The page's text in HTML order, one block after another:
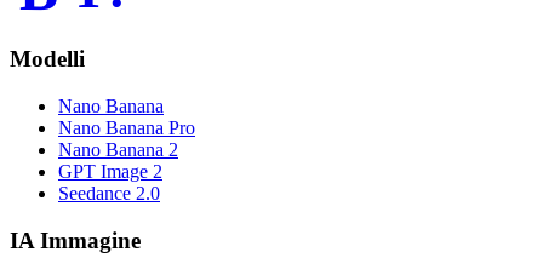
Modelli
Nano Banana
Nano Banana Pro
Nano Banana 2
GPT Image 2
Seedance 2.0
IA Immagine